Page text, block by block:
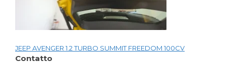
Navigazione
JEEP AVENGER 1.2 TURBO SUMMIT FREEDOM 100CV
Contatto